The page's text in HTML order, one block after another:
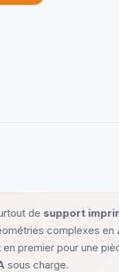
de support
complexes en
en premier pour une
sous charge.